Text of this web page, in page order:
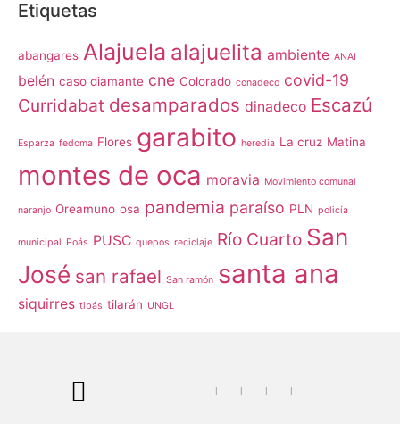
Etiquetas
abangares Alajuela alajuelita ambiente ANAI
belén caso diamante cne Colorado conadeco covid-19
Curridabat desamparados dinadeco Escazú
Esparza fedoma Flores garabito heredia La cruz Matina
montes de oca moravia Movimiento comunal
naranjo Oreamuno osa pandemia paraíso PLN policía
municipal Poás PUSC quepos reciclaje Río Cuarto San
José san rafael San ramón santa ana
siquirres tibás tilarán UNGL